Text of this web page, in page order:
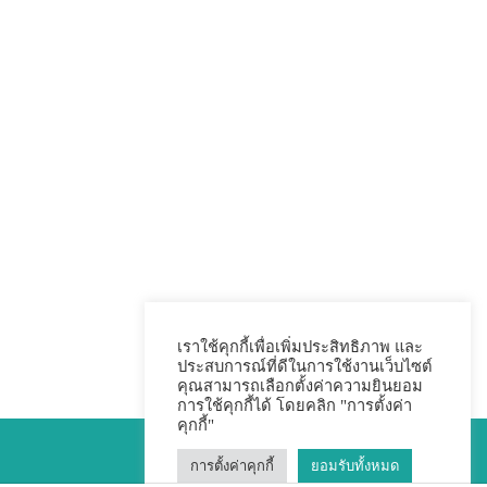
เราใช้คุกกี้เพื่อเพิ่มประสิทธิภาพ และ
ประสบการณ์ที่ดีในการใช้งานเว็บไซต์
คุณสามารถเลือกตั้งค่าความยินยอม
การใช้คุกกี้ได้ โดยคลิก "การตั้งค่า
คุกกี้"
การตั้งค่าคุกกี้ ยอมรับทั้งหมด